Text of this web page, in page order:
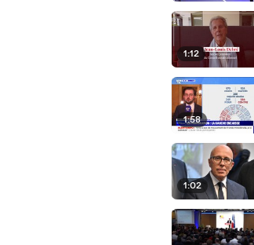
1:12
1:58
1:02